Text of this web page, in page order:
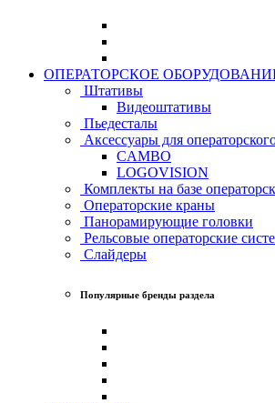
ОПЕРАТОРСКОЕ
Штативы
Видеоштативы
Пьедесталы
Аксессуары для
CAMBO
LOGOVISION
Комплекты на базе
Операторские краны
Панорамирующие головки
Рельсовые операторские
Слайдеры
Популярные бренды раздела